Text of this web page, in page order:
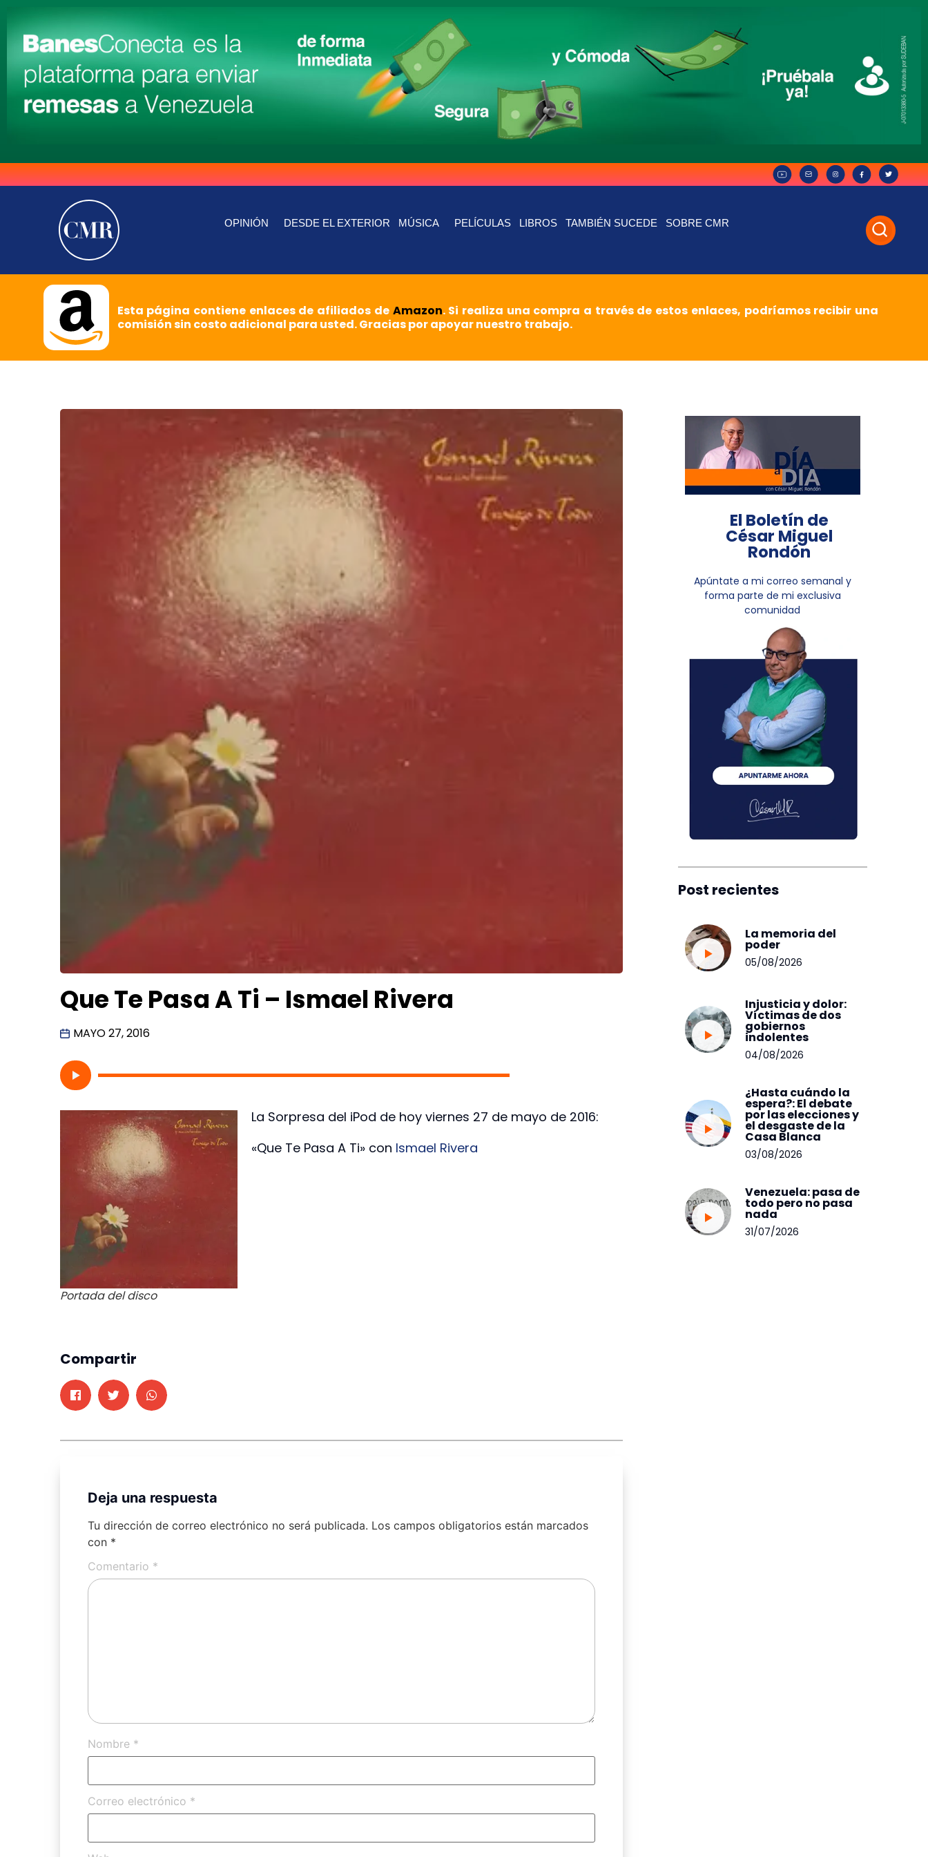
OPINIÓN DESDE EL EXTERIOR MÚSICA PELÍCULAS LIBROS TAMBIÉN SUCEDE SOBRE CMR
Esta página contiene enlaces de afiliados de Amazon. Si realiza una compra a través de estos enlaces, podríamos recibir una
comisión sin costo adicional para usted. Gracias por apoyar nuestro trabajo.
Que Te Pasa A Ti – Ismael Rivera
MAYO 27, 2016
Portada del disco
La Sorpresa del iPod de hoy viernes 27 de mayo de 2016:
«Que Te Pasa A Ti» con Ismael Rivera
Compartir
Deja una respuesta
Tu dirección de correo electrónico no será publicada. Los campos obligatorios están marcados
con *
Comentario *
Nombre *
Correo electrónico *
El Boletín de
César Miguel
Rondón
Apúntate a mi correo semanal y
forma parte de mi exclusiva
comunidad
Post recientes
La memoria del
poder
05/08/2026
Injusticia y dolor:
Víctimas de dos
gobiernos
indolentes
04/08/2026
¿Hasta cuándo la
espera?: El debate
por las elecciones y
el desgaste de la
Casa Blanca
03/08/2026
Venezuela: pasa de
todo pero no pasa
nada
31/07/2026